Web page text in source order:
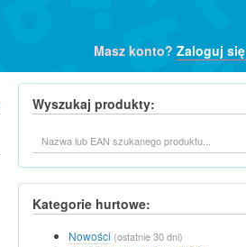
Masz konto? Zaloguj się
Wyszukaj produkty:
Kategorie hurtowe:
Nowości (ostatnie 30 dni)